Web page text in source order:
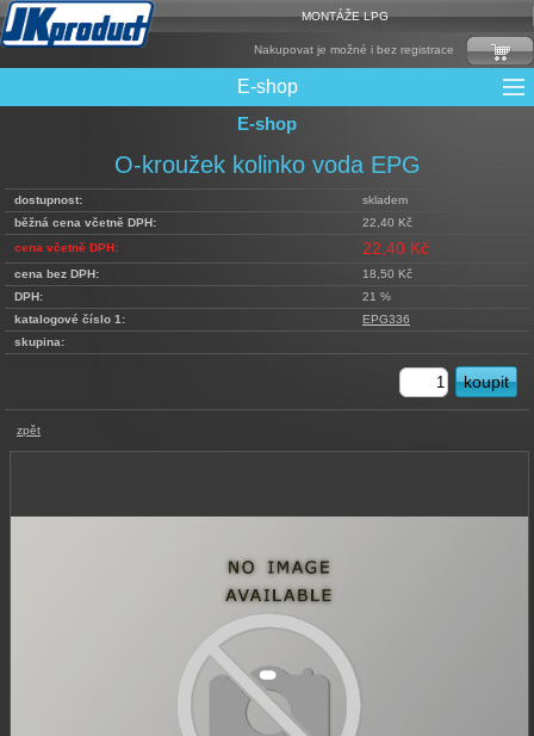
MONTÁŽE LPG
Nakupovat je možné i bez registrace
E-shop
CNG Nádrže
Elektronika + Emulátory
Filtry + Membrány
LPG Nádrže
Mixy + protizášlehové klapky
Multiventily + příslušenství
Ochrana Motoru
Přepínače
Rámy nádrží
Redukce plnění
Reduktory
Řídící jednotky + Testry
Sady + vstřikovače
Spojovací Materiál
Spotřební materiál
Trubky a Hadice
Ventily
E-shop
O-kroužek kolinko voda EPG
dostupnost:
skladem
běžná cena včetně DPH:
22,40 Kč
cena včetně DPH:
22,40 Kč
cena bez DPH:
18,50 Kč
DPH:
21 %
katalogové číslo 1:
EPG336
skupina:
zpět